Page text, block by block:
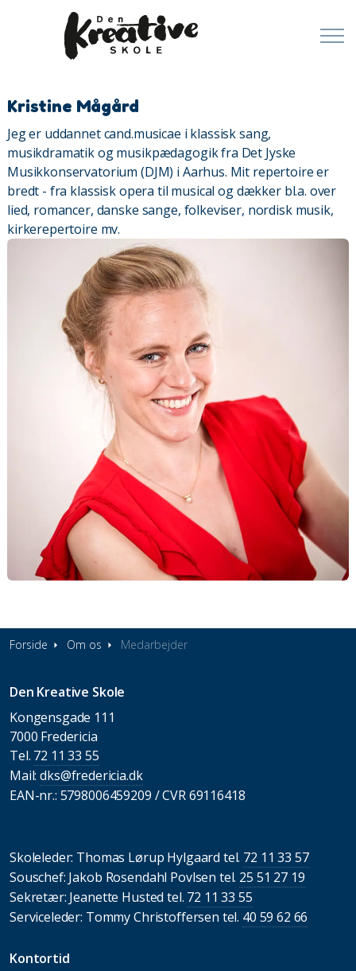
Kristine Mågård
Jeg er uddannet cand.musicae i klassisk sang,
musikdramatik og musikpædagogik fra Det Jyske
Musikkonservatorium (DJM) i Aarhus. Mit repertoire er
bredt - fra klassisk opera til musical og dækker bl.a. over
lied, romancer, danske sange, folkeviser, nordisk musik,
kirkerepertoire mv.
Forside Om os Medarbejder
Den Kreative Skole
Kongensgade 111
7000 Fredericia
Tel. 72 11 33 55
Mail:dks@fredericia.dk
EAN-nr.: 5798006459209 / CVR 69116418
Skoleleder: Thomas Lørup Hylgaard tel. 72 11 33 57
Souschef: Jakob Rosendahl Povlsen tel. 25 51 27 19
Sekretær: Jeanette Husted tel. 72 11 33 55
Serviceleder: Tommy Christoffersen tel. 40 59 62 66
Kontortid